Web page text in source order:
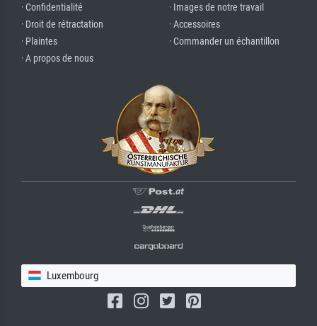
· Confidentialité
· Droit de rétractation
· Plaintes
· A propos de nous
· Images de notre travail
· Accessoires
· Commander un échantillon
Luxembourg